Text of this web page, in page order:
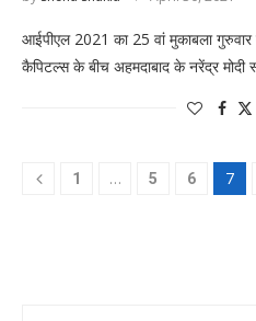
आईपीएल 2021 का 25 वां मुकाबला गुरुवार
कैपिटल्स के बीच अहमदाबाद के नरेंद्र मोदी
1 … 5 6 7